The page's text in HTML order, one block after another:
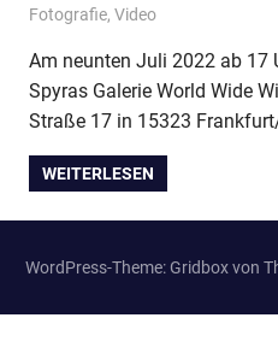
Fotografie, Video
Am neunten Juli 2022 ab 17
Spyras Galerie World Wide
Straße 17 in 15323
WEITERLESEN
WordPress-Theme: Gridbox von